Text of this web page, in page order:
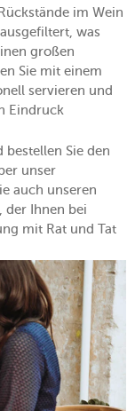
im Wein
was
großen
Sie mit einem
servieren und
Eindruck
Sie den
unser
auch unseren
der Ihnen bei
mit Rat und Tat